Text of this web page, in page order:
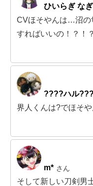
ひいらぎ なぎ
CVほそやんは…沼の
すればいいの！？！？
????ハル???
界人くんは?でほそ
m* さん
そして新しい刀剣男